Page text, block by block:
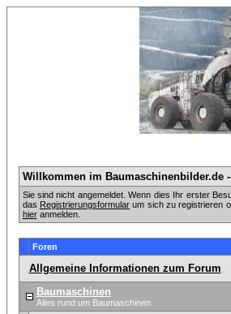
Willkommen im Baumaschinenbilder.de
Sie sind nicht angemeldet. Wenn dies Ihr erster
das Registrierungsformularum sich zu registrieren
hieranmelden.
Foren
Allgemeine Informationen zum Forum
Baumaschinen
Alles rund um Baumaschinen